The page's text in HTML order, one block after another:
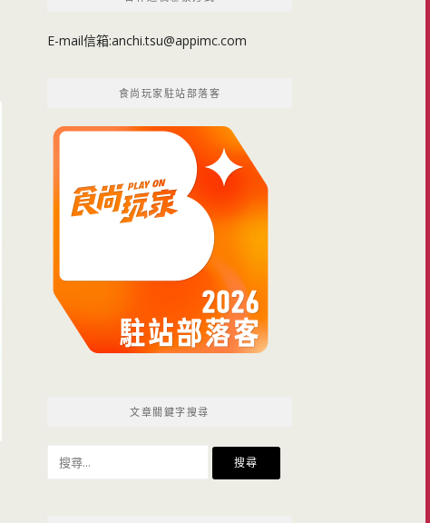
E-mail信箱:anchi.tsu@appimc.com
食尚玩家駐站部落客
文章關鍵字搜尋
尋